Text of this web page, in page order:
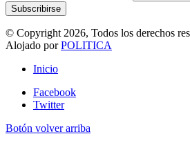
© Copyright 2026, Todos los derechos
Alojado porPOLITICA
Inicio
Facebook
Twitter
Botón volver arriba